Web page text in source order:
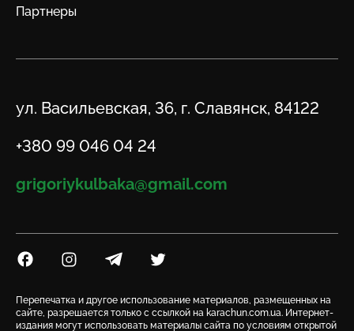
Партнеры
Адрес
ул. Васильевская, 36, г. Славянск, 84122
Телефон
+380 99 046 04 24
Email
grigoriykulbaka@gmail.com
Посилання на Facebook
Посилання на Instagram
Посилання на Telegram
Посилання на Twitter
Перепечатка и другое использование материалов, размещенных на
сайте, разрешается только с ссылкой на karachun.com.ua. Интернет-
издания могут использовать материалы сайта по условиям открытой